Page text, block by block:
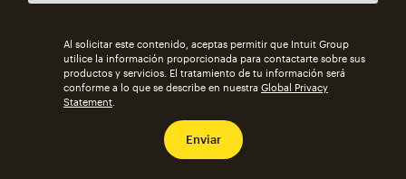
Al solicitar este contenido, aceptas permitir que Intuit Group
utilice la información proporcionada para contactarte sobre sus
productos y servicios. El tratamiento de tu información será
conforme a lo que se describe en nuestra Global Privacy
Statement